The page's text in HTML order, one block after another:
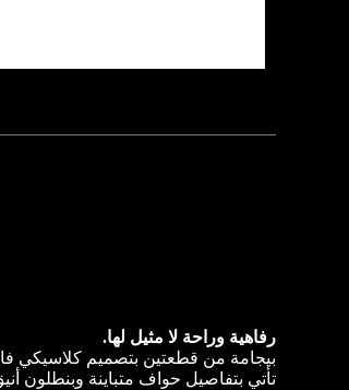
رفاهية وراحة لا مثيل لها.
بيجامة من قطعتين بتصميم كلاسيكي
تأتي بتفاصيل حواف متباينة وبنطلون